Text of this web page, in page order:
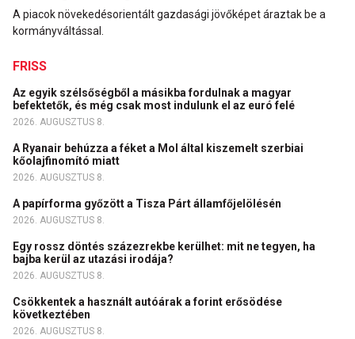
A piacok növekedésorientált gazdasági jövőképet áraztak be a
kormányváltással.
FRISS
Az egyik szélsőségből a másikba fordulnak a magyar
befektetők, és még csak most indulunk el az euró felé
2026. AUGUSZTUS 8.
A Ryanair behúzza a féket a Mol által kiszemelt szerbiai
kőolajfinomító miatt
2026. AUGUSZTUS 8.
A papírforma győzött a Tisza Párt államfőjelölésén
2026. AUGUSZTUS 8.
Egy rossz döntés százezrekbe kerülhet: mit ne tegyen, ha
bajba kerül az utazási irodája?
2026. AUGUSZTUS 8.
Csökkentek a használt autóárak a forint erősödése
következtében
2026. AUGUSZTUS 8.